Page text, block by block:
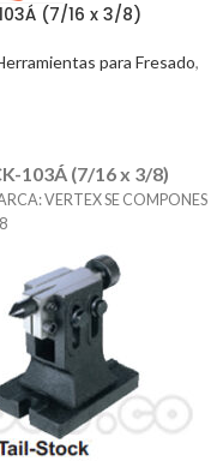
103Á (7/16 x 3/8)
para Fresado,
103Á (7/16 x 3/8)
VERTEX SE COMPONES